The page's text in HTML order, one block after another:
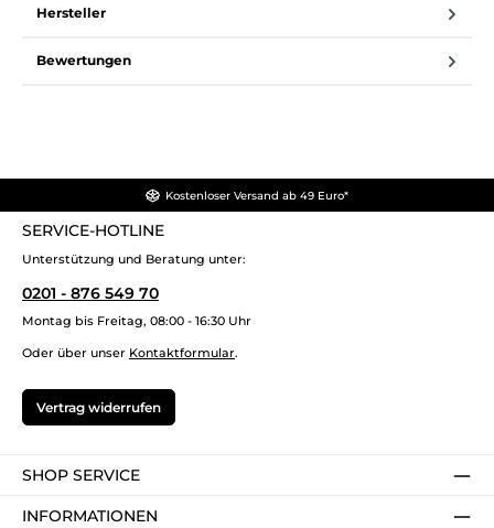
Hersteller
Bewertungen
Kostenloser Versand ab 49 Euro*
SERVICE-HOTLINE
Unterstützung und Beratung unter:
0201 - 876 549 70
Montag bis Freitag, 08:00 - 16:30 Uhr
Oder über unser Kontaktformular.
Vertrag widerrufen
SHOP SERVICE
INFORMATIONEN